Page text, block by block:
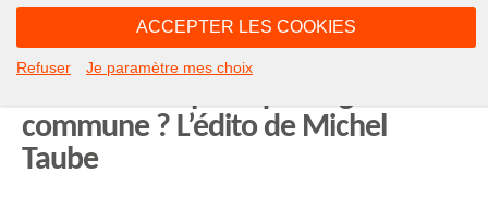
ACCEPTER LES COOKIES
Refuser Je paramètre mes choix
L’Union Européenne peut-elle
commune ? L’édito de Michel
Taube